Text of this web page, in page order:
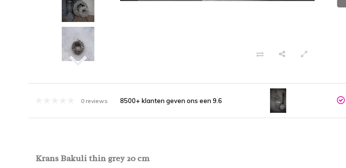
0 reviews 8500+ klanten geven ons een 9.6
Krans Bakuli thin grey 20 cm